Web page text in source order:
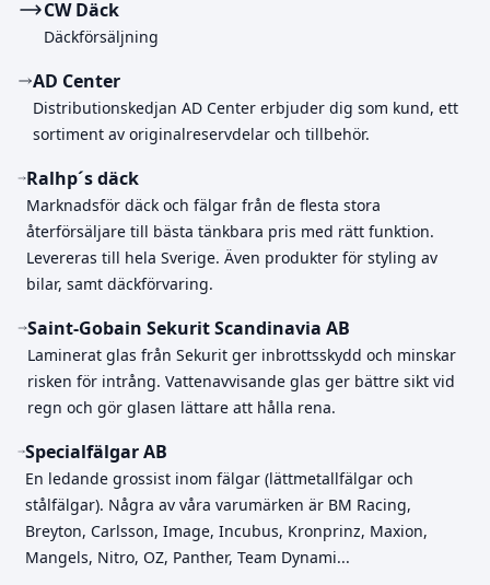
CW Däck
Däckförsäljning
AD Center
Distributionskedjan AD Center erbjuder dig som kund, ett
sortiment av originalreservdelar och tillbehör.
Ralhp´s däck
Marknadsför däck och fälgar från de flesta stora
återförsäljare till bästa tänkbara pris med rätt funktion.
Levereras till hela Sverige. Även produkter för styling av
bilar, samt däckförvaring.
Saint-Gobain Sekurit Scandinavia AB
Laminerat glas från Sekurit ger inbrottsskydd och minskar
risken för intrång. Vattenavvisande glas ger bättre sikt vid
regn och gör glasen lättare att hålla rena.
Specialfälgar AB
En ledande grossist inom fälgar (lättmetallfälgar och
stålfälgar). Några av våra varumärken är BM Racing,
Breyton, Carlsson, Image, Incubus, Kronprinz, Maxion,
Mangels, Nitro, OZ, Panther, Team Dynami...